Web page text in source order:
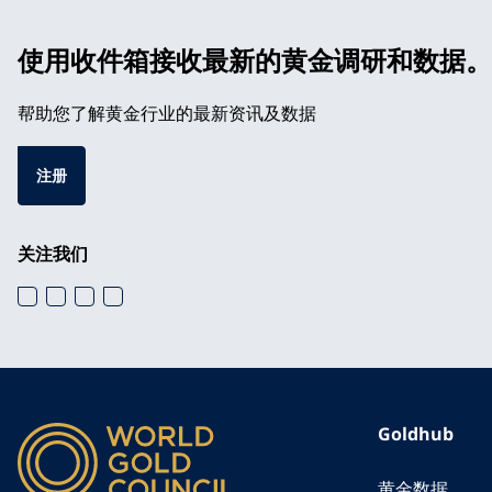
使用收件箱接收最新的黄金调研和数据。
帮助您了解黄金行业的最新资讯及数据
注册
关注我们
Goldhub